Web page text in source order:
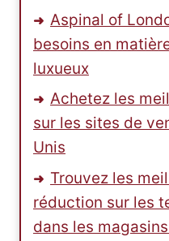
Aspinal of
besoins en
luxueux
Achetez les
sur les sites de
Unis
Trouvez les
réduction sur les
dans les